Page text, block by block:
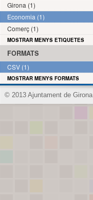
Girona (1)
Economia (1)
Comerç (1)
MOSTRAR MENYS ETIQUETES
FORMATS
CSV (1)
MOSTRAR MENYS FORMATS
© 2013 Ajuntament de Girona